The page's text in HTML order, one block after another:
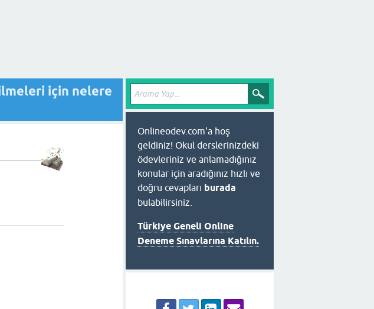
için nelere
Onlineodev.com'a hoş
geldiniz! Okul derslerinizdeki
ödevleriniz ve anlamadığınız
konular için aradığınız hızlı ve
doğru cevapları burada
bulabilirsiniz.
Türkiye Geneli Online
Deneme Sınavlarına Katılın.